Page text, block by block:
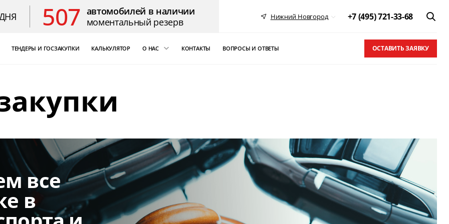
507 автомобилей в наличии
моментальный резерв
Нижний Новгород +7 (495) 721-33-68
ТЕНДЕРЫ И ГОСЗАКУПКИ КАЛЬКУЛЯТОР О НАС КОНТАКТЫ ВОПРОСЫ И ОТВЕТЫ ОСТАВИТЬ ЗАЯВКУ
все
в